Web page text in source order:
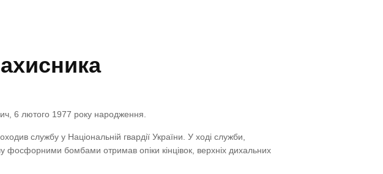
СВЯТОМ
6 лютого 1977 року народження.
службу у Національній гвардії України. У ході служби,
фосфорними бомбами отримав опіки кінцівок, верхніх дихальних